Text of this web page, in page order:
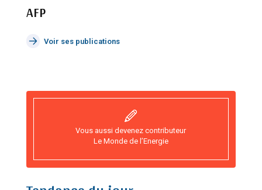
AFP
Voir ses publications
Vous aussi devenez contributeur
Le Monde de l’Energie